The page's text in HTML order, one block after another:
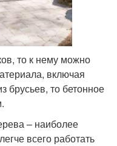
то к нему можно
включая
брусьев, то бетонное
– наиболее
всего работать